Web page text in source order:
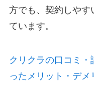
方でも、契約しやす
ています。
クリクラの口コミ
ったメリット・デメ